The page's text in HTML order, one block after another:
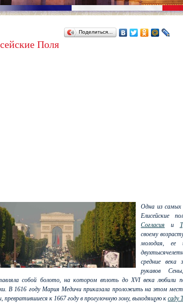
Поделиться…
Поля
Одна из самых
Елисейские
Согласия и
своему
молодая, ее
средние века
рукавов
собой болото, на котором вплоть до XVI века любили
В 1616 году Мария Медичи приказала проложить на этом
превратившиеся к 1667 году в прогулочную зону, выходящую к саду